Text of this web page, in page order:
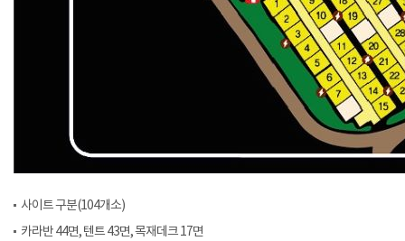
사이트 구분(104개소)
카라반 44면, 텐트 43면, 목재데크 17면